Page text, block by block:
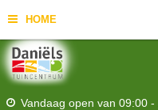
HOME
Vandaag open van 09:00 -